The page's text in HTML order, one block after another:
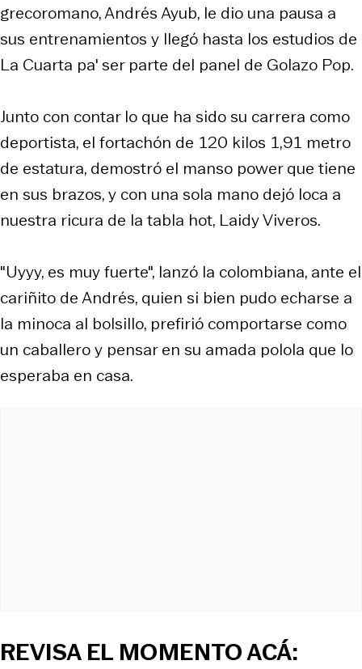
grecoromano, Andrés Ayub, le dio una pausa a
sus entrenamientos y llegó hasta los estudios de
La Cuarta pa' ser parte del panel de Golazo Pop.
Junto con contar lo que ha sido su carrera como
deportista, el fortachón de 120 kilos 1,91 metro
de estatura, demostró el manso power que tiene
en sus brazos, y con una sola mano dejó loca a
nuestra ricura de la tabla hot, Laidy Viveros.
"Uyyy, es muy fuerte", lanzó la colombiana, ante el
cariñito de Andrés, quien si bien pudo echarse a
la minoca al bolsillo, prefirió comportarse como
un caballero y pensar en su amada polola que lo
esperaba en casa.
REVISA EL MOMENTO ACÁ: